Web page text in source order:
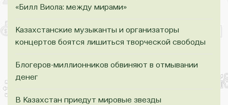
«Билл Виола: между мирами»
Казахстанские музыканты и организаторы
концертов боятся лишиться творческой свободы
Блогеров-миллионников обвиняют в отмывании
денег
В Казахстан приедут мировые звезды